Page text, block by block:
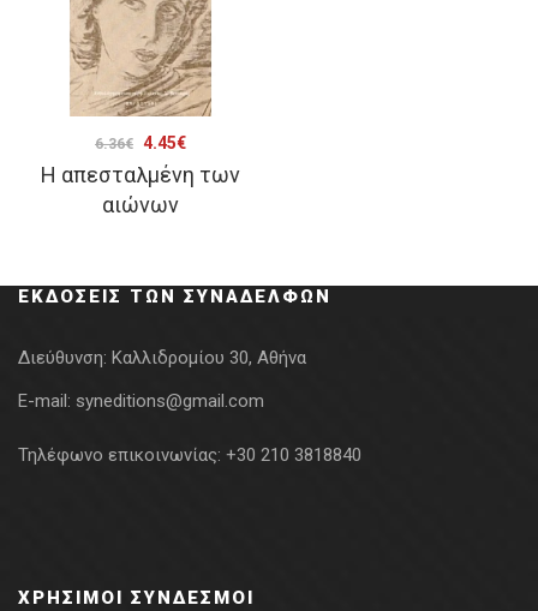
Η απεσταλμένη των
αιώνων
6.36€ Original
price
was:
4.45€Η
τρέχουσα
ΕΚΔΌΣΕΙΣ ΤΩΝ ΣΥΝΑΔΈΛΦΩΝ
Διεύθυνση: Καλλιδρομίου 30, Αθήνα
E-mail: syneditions@gmail.com
Τηλέφωνο επικοινωνίας: +30 210 3818840
ΧΡΉΣΙΜΟΙ ΣΎΝΔΕΣΜΟΙ